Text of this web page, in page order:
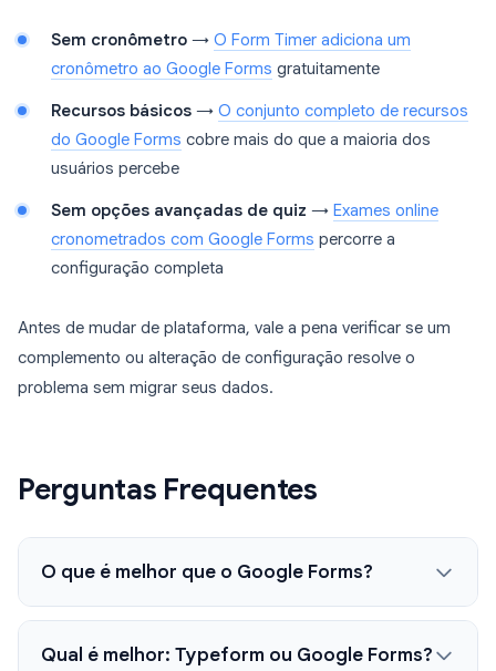
Sem cronômetro → O Form Timer adiciona um
cronômetro ao Google Forms gratuitamente
Recursos básicos → O conjunto completo de recursos
do Google Forms cobre mais do que a maioria dos
usuários percebe
Sem opções avançadas de quiz → Exames online
cronometrados com Google Forms percorre a
configuração completa
Antes de mudar de plataforma, vale a pena verificar se um
complemento ou alteração de configuração resolve o
problema sem migrar seus dados.
Perguntas Frequentes
O que é melhor que o Google Forms?
Qual é melhor: Typeform ou Google Forms?